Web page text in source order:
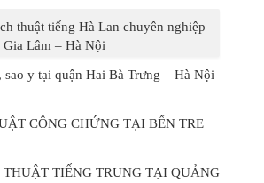
thuật tiếng Hà Lan chuyên nghiệp
Gia Lâm – Hà Nội
y tại quận Hai Bà Trưng – Hà Nội
CÔNG CHỨNG TẠI BẾN TRE
TIẾNG TRUNG TẠI QUẢNG